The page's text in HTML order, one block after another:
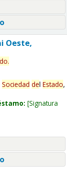
Oeste,
.
Sociedad del Estado,
Signatura